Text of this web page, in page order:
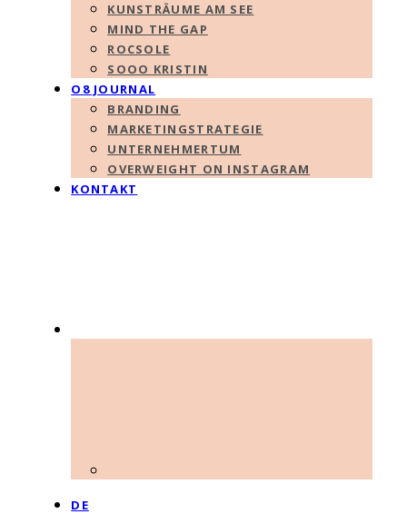
KUNSTRÄUME AM SEE
MIND THE GAP
ROCSOLE
SOOO KRISTIN
O8 JOURNAL
BRANDING
MARKETINGSTRATEGIE
UNTERNEHMERTUM
OVERWEIGHT ON INSTAGRAM
KONTAKT
DE